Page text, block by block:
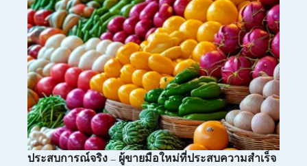
ประสบการณ์จริง – ผู้ขายมือใหม่ที่ประสบความสำเร็จ